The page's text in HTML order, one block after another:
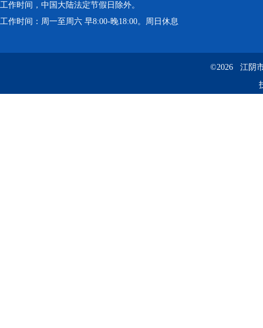
工作时间，中国大陆法定节假日除外。
工作时间：周一至周六 早8:00-晚18:00。周日休息
©2026 江阴